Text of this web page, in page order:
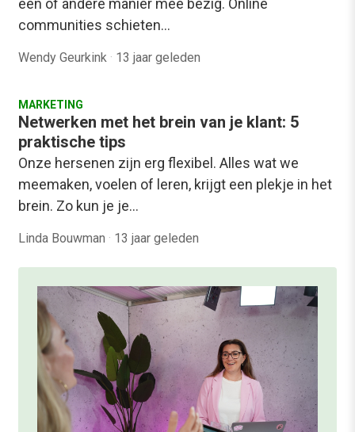
een of andere manier mee bezig. Online
communities schieten…
Wendy Geurkink · 13 jaar geleden
MARKETING
Netwerken met het brein van je klant: 5
praktische tips
Onze hersenen zijn erg flexibel. Alles wat we
meemaken, voelen of leren, krijgt een plekje in het
brein. Zo kun je je…
Linda Bouwman · 13 jaar geleden